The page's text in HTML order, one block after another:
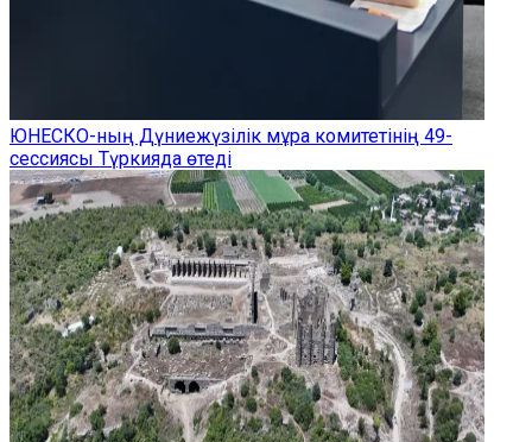
ЮНЕСКО-ның Дүниежүзілік мұра комитетінің 49-
сессиясы Түркияда өтеді